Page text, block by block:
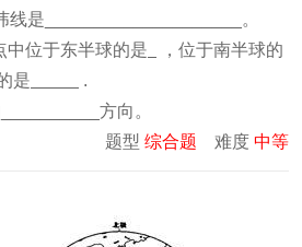
线是____________________。
中位于东半球的是
，位于南半球的
是
.
方向。
题型 综合题 难度 中等